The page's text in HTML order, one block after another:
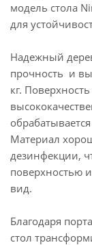
модель стола
для
Надежный
прочность и
кг.
Материал
дезинфекции,
поверхностью
вид.
Благодаря
стол